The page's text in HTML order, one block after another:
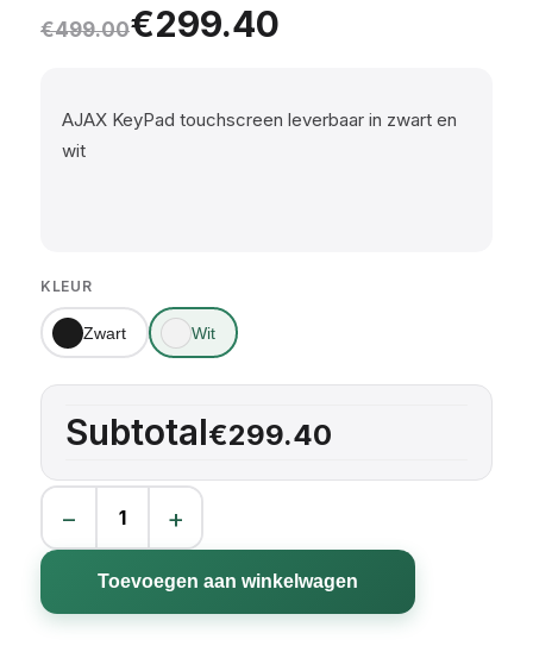
€499.00
Oorspronkelijke prijs was:
€299.40
Huidige prijs is: €299.40.
AJAX KeyPad touchscreen leverbaar in zwart en
wit
KLEUR
Zwart Wit
Subtotal€299.40
−
Ajax Keypad touchscreen aantal
+
Toevoegen aan winkelwagen